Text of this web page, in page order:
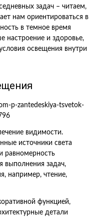
задач – читаем,
нам ориентироваться в
в темное время
настроение и здоровье,
освещения внутри
видимости.
источники света
равномерность
выполнения задач,
например, чтение,
функцией,
детали